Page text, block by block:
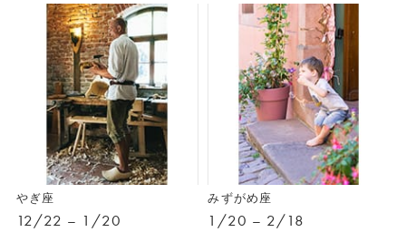
やぎ座
12/22 – 1/20
みずがめ座
1/20 – 2/18